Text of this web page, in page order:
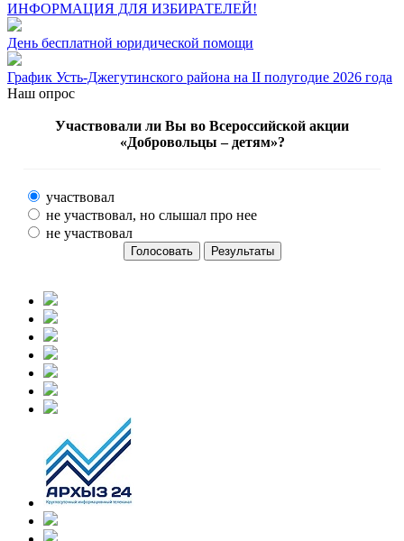
ИНФОРМАЦИЯ ДЛЯ ИЗБИРАТЕЛЕЙ!
День бесплатной юридической помощи
График Усть-Джегутинского района на II полугодие 2026 года
Наш опрос
Участвовали ли Вы во Всероссийской акции
«Добровольцы – детям»?
участвовал
не участвовал, но слышал про нее
не участвовал